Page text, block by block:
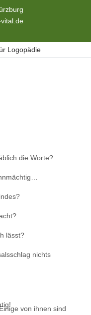
die Worte?
lässt?
nichts
von ihnen sind